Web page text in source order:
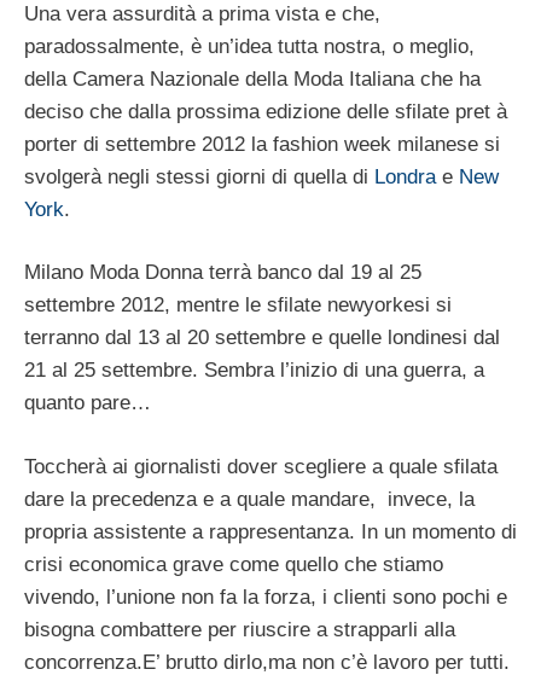
Una vera assurdità a prima vista e che,
paradossalmente, è un’idea tutta nostra, o meglio,
della Camera Nazionale della Moda Italiana che ha
deciso che dalla prossima edizione delle sfilate pret à
porter di settembre 2012 la fashion week milanese si
svolgerà negli stessi giorni di quella di Londra e New
York.
Milano Moda Donna terrà banco dal 19 al 25
settembre 2012, mentre le sfilate newyorkesi si
terranno dal 13 al 20 settembre e quelle londinesi dal
21 al 25 settembre. Sembra l’inizio di una guerra, a
quanto pare…
Toccherà ai giornalisti dover scegliere a quale sfilata
dare la precedenza e a quale mandare, invece, la
propria assistente a rappresentanza. In un momento di
crisi economica grave come quello che stiamo
vivendo, l’unione non fa la forza, i clienti sono pochi e
bisogna combattere per riuscire a strapparli alla
concorrenza.E’ brutto dirlo,ma non c’è lavoro per tutti.